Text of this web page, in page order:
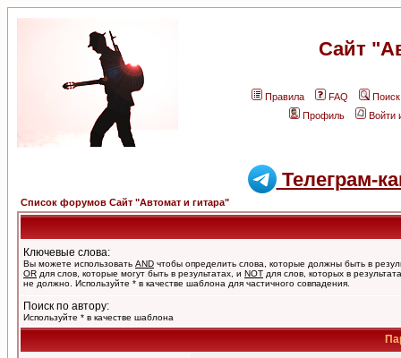
Сайт
Правила FAQ
Поиск
Профиль
Войти
Телеграм-
Список форумов Сайт "Автомат и гитара"
Ключевые слова:
Вы можете использовать AND чтобы определить слова, которые должны быть в
OR для слов, которые могут быть в результатах, и NOT для слов, которых в
не должно. Используйте * в качестве шаблона для частичного совпадения.
Поиск по автору:
Используйте * в качестве шаблона